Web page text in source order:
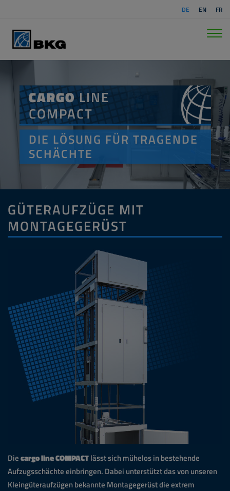
DE EN FR
CARGOLINE
COMPACT
DIE LÖSUNG FÜR TRAGENDE
SCHÄCHTE
GÜTERAUFZÜGE MIT
MONTAGEGERÜST
Diecargo line COMPACTlässt sich mühelos in bestehende
Aufzugsschächte einbringen. Dabei unterstützt das von unseren
Kleingüteraufzügen bekannte Montagegerüst die extrem